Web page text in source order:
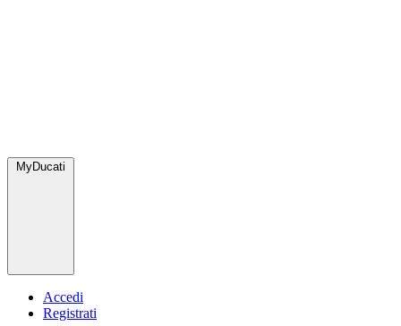
MyDucati
Accedi
Registrati